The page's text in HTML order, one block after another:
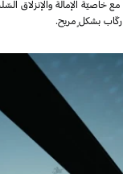
كهربائيًّا بنسبة 40/20/40 مع خاصيّة الإمالة
ركّاب بشكلٍ مريح.